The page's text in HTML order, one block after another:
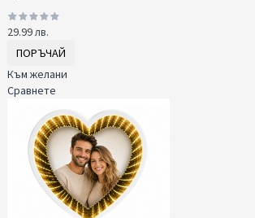
29.99 лв.
ПОРЪЧАЙ
Към желани
Сравнете